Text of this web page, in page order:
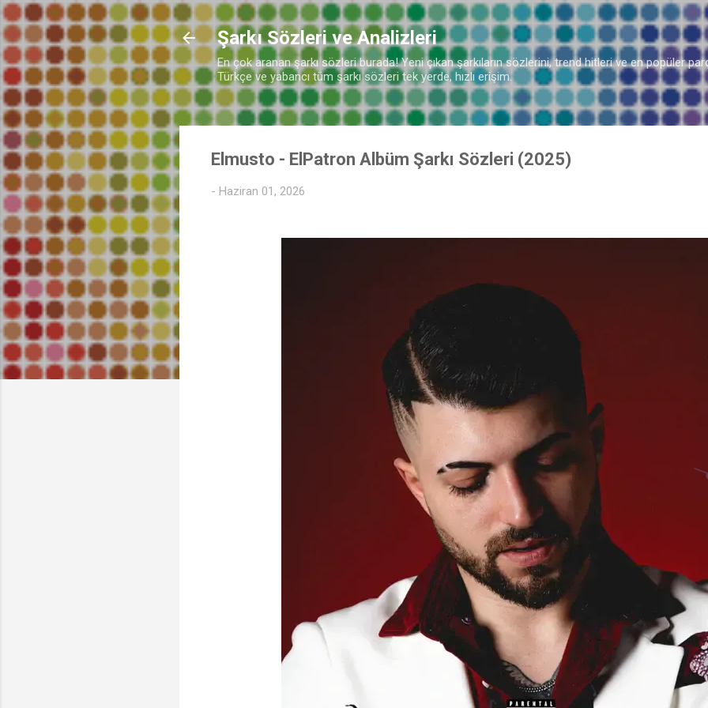
Ana içeriğe atla
Şarkı Sözleri ve Analizleri
En çok aranan şarkı sözleri burada! Yeni çıkan şarkıların sözlerini, trend hitleri ve en popüler
Türkçe ve yabancı tüm şarkı sözleri tek yerde, hızlı erişim.
Elmusto - ElPatron Albüm Şarkı Sözleri (2025)
- Haziran 01, 2026
♫